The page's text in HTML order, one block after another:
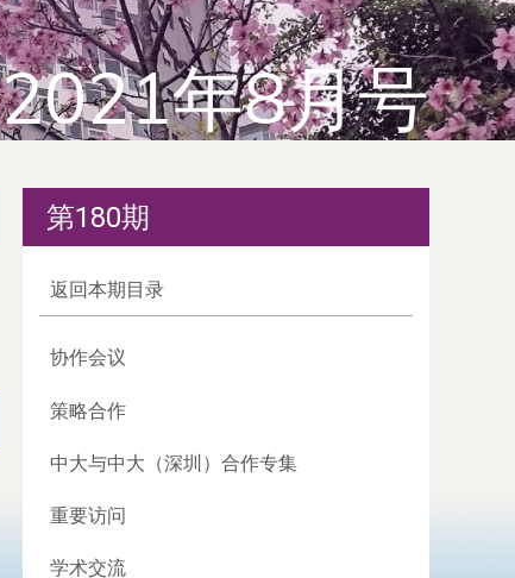
2021年8月号
第180期
返回本期目录
协作会议
策略合作
中大与中大（深圳）合作专集
重要访问
学术交流